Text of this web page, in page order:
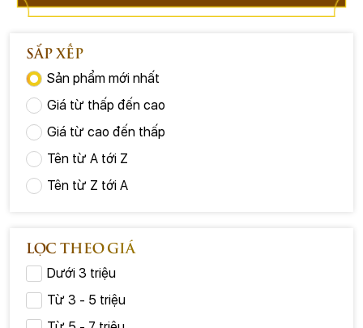
SẮP XẾP
Sản phẩm mới nhất
Giá từ thấp đến cao
Giá từ cao đến thấp
Tên từ A tới Z
Tên từ Z tới A
LỌC THEO GIÁ
Dưới 3 triệu
Từ 3 - 5 triệu